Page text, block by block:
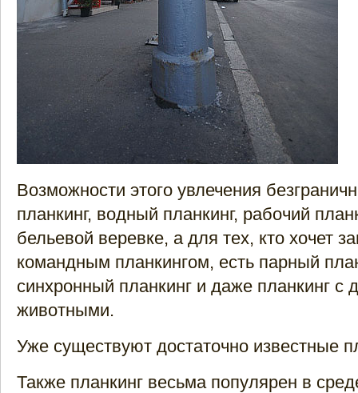
Возможности этого увлечения
планкинг, водный планкинг, рабочий
бельевой веревке, а для тех, кто хочет
командным планкингом, есть парный
синхронный планкинг и даже планкинг
животными.
Уже существуют достаточно известные
Также планкинг весьма популярен в